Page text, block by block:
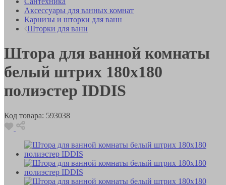
Аксессуары для ванных комнат
Карнизы и шторки для ванн
Шторки для ванн
Штора для ванной комнаты
белый штрих 180х180
полиэстер IDDIS
Код товара: 593038